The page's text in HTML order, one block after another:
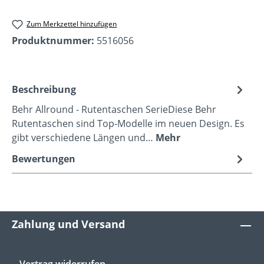
Zum Merkzettel hinzufügen
Produktnummer: 5516056
Beschreibung
Behr Allround - Rutentaschen SerieDiese Behr
Rutentaschen sind Top-Modelle im neuen Design. Es
gibt verschiedene Längen und… Mehr
Bewertungen
Zahlung und Versand